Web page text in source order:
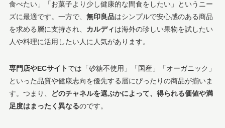
食べたい」「お菓子より少し健康的な間食をしたい」というニー
ズに最適です。一方で、 無印良品はシンプルで安心感のある商品
を求める層に支持され、 カルディは海外の珍しい果物を試したい
人や料理に活用したい人に人気があります。
専門店やECサイトでは「砂糖不使用」「国産」「オーガニック」
といった品質や健康志向を優先する層にぴったりの商品が揃いま
す。つまり、
どのチャネルを選ぶかによって、得られる価値や満
足度はまったく異なるのです。